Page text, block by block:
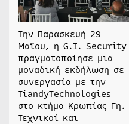
Την Παρασκευή 29
Μαΐου, η G.I. Security
πραγματοποίησε μια
μοναδική εκδήλωση σε
συνεργασία με την
TiandyTechnologies
στο κτήμα Κρωπίας Γη.
Τεχνικοί και